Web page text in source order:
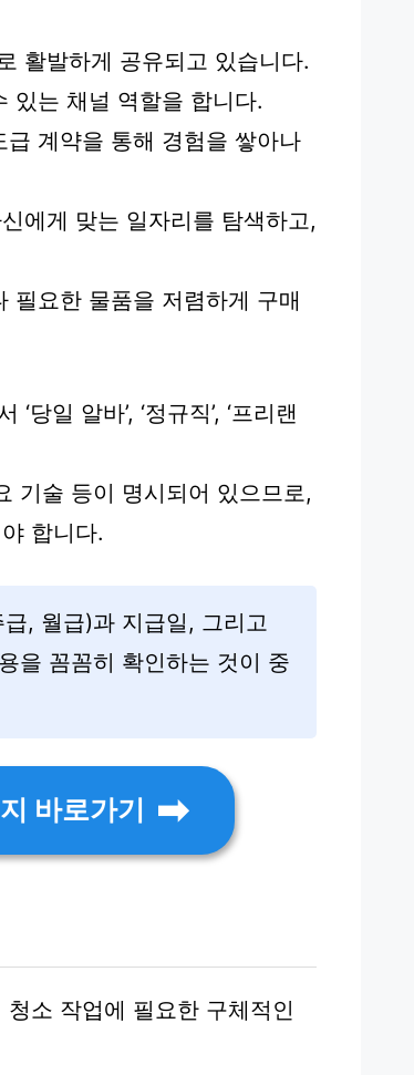
활발하게 공유되고 있습니다.
있는 채널 역할을 합니다.
계약을 통해 경험을 쌓아나
에게 맞는 일자리를 탐색하고,
필요한 물품을 저렴하게 구매
당일 알바’, ‘정규직’, ‘프리랜
기술 등이 명시되어 있으므로,
합니다.
, 월급)과 지급일, 그리고
을 꼼꼼히 확인하는 것이 중
바로가기
소 작업에 필요한 구체적인